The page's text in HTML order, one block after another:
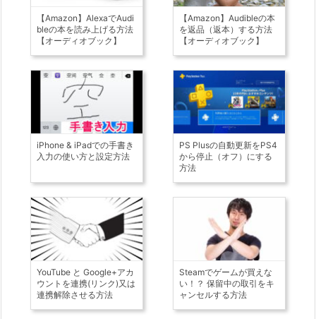
【Amazon】AlexaでAudi
bleの本を読み上げる方法
【オーディオブック】
【Amazon】Audibleの本
を返品（返本）する方法
【オーディオブック】
iPhone & iPadでの手書き
入力の使い方と設定方法
PS Plusの自動更新をPS4
から停止（オフ）にする
方法
YouTube と Google+アカ
ウントを連携(リンク)又は
連携解除させる方法
Steamでゲームが買えな
い！？ 保留中の取引をキ
ャンセルする方法